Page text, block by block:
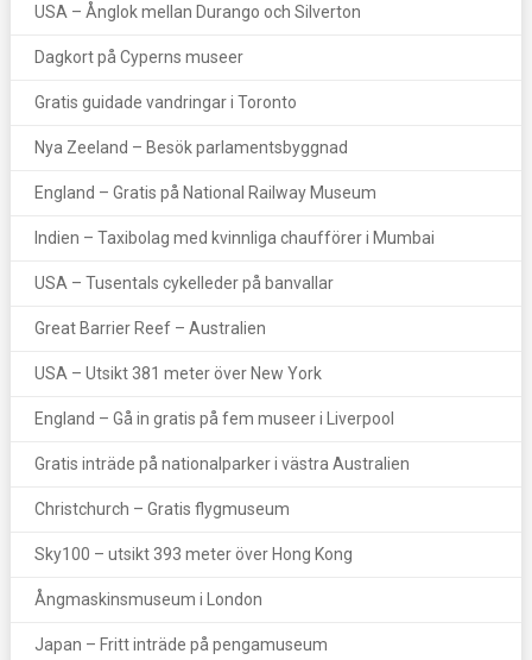
USA – Ånglok mellan Durango och Silverton
Dagkort på Cyperns museer
Gratis guidade vandringar i Toronto
Nya Zeeland – Besök parlamentsbyggnad
England – Gratis på National Railway Museum
Indien – Taxibolag med kvinnliga chaufförer i Mumbai
USA – Tusentals cykelleder på banvallar
Great Barrier Reef – Australien
USA – Utsikt 381 meter över New York
England – Gå in gratis på fem museer i Liverpool
Gratis inträde på nationalparker i västra Australien
Christchurch – Gratis flygmuseum
Sky100 – utsikt 393 meter över Hong Kong
Ångmaskinsmuseum i London
Japan – Fritt inträde på pengamuseum